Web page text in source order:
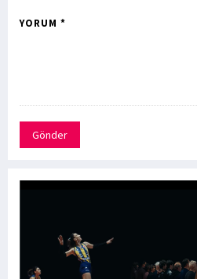
YORUM *
Gönder